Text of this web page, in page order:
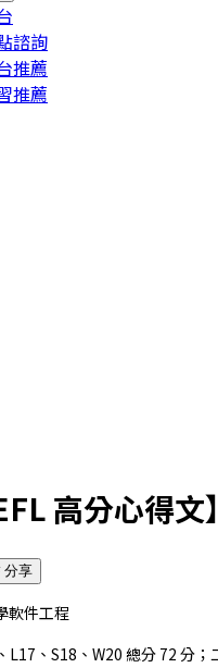
諮詢
推薦
推薦
高分心得文】
分享
軟件工程
、S18、W20 總分 72 分；